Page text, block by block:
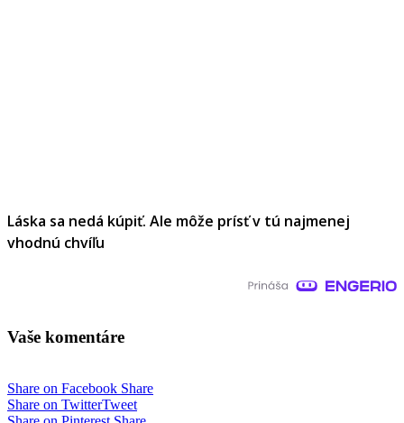
Láska sa nedá kúpiť. Ale môže prísť v tú najmenej
vhodnú chvíľu
Vaše komentáre
Share on Facebook Share
Share on TwitterTweet